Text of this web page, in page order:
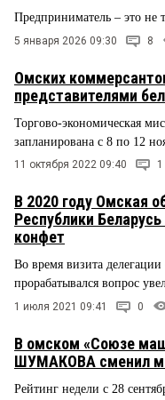
Предприниматель – это не
5 января 2026 09:30 8
Омских
представителями
Торгово-экономическая
запланирована с 8 по 12
11 октября 2022 09:40 1
В 2020 году Омская
Республики
конфет
Во время визита
прорабатывался вопрос
1 июля 2021 09:41 0
В омском «Союзе
ШУМАКОВА сменил
Рейтинг недели с 28